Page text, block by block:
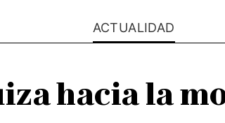
ACTUALIDAD
hacia la